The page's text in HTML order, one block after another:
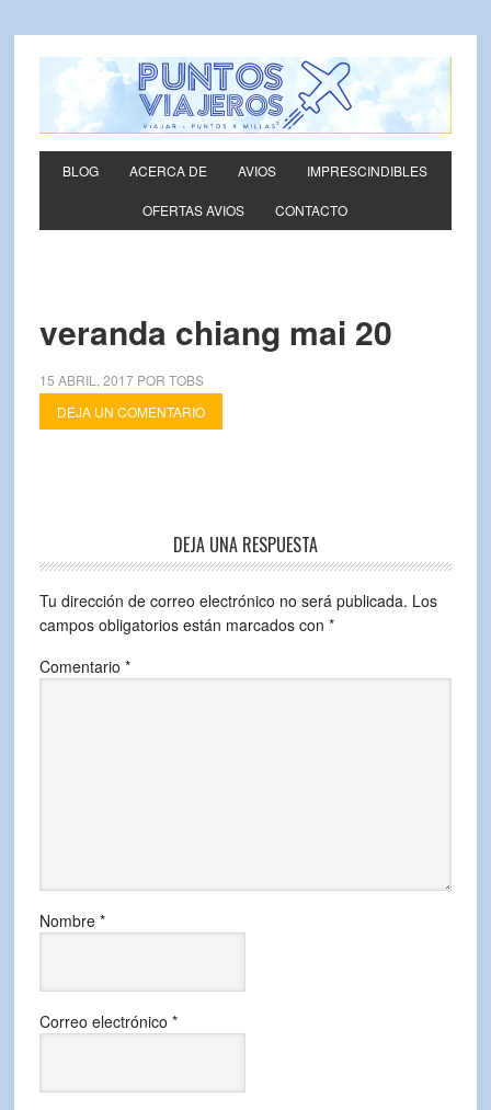
BLOG ACERCA DE AVIOS IMPRESCINDIBLES
OFERTAS AVIOS CONTACTO
veranda chiang mai 20
15 ABRIL, 2017POR TOBS
DEJA UN COMENTARIO
DEJA UNA RESPUESTA
Tu dirección de correo electrónico no será publicada. Los
campos obligatorios están marcados con *
Comentario *
Nombre *
Correo electrónico *